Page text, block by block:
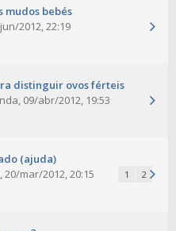
mudos bebés
2012, 22:19
distinguir ovos férteis
09/abr/2012, 19:53
(ajuda)
20/mar/2012, 20:15 1 2